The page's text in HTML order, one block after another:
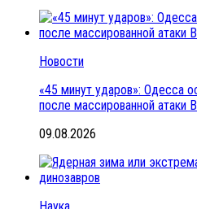
Новости
«45 минут ударов»: Одесса
после массированной
09.08.2026